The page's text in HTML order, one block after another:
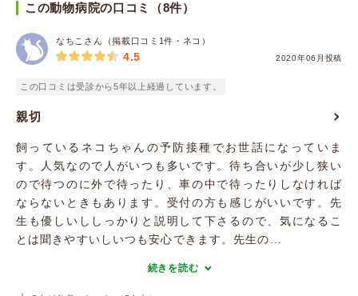
この動物病院の口コミ（8件）
なちこさん（掲載口コミ1件・ネコ）
2020年06月投稿
4.5
この口コミは受診から5年以上経過しています。
親切
飼っているネコちゃんの予防接種でお世話になっていま
す。人気なので人がいつも多いです。待ち合いが少し狭い
ので待つのに外で待ったり、車の中で待ったりしなければ
ならないときもあります。受付の方も感じがいいです。先
生も優しいししっかりと説明して下さるので、気になるこ
とは聞きやすいしいつも安心できます。先生の...
続きを読む